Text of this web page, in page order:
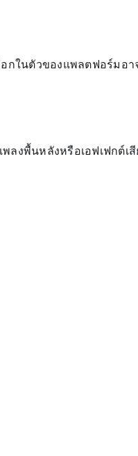
กในตัวของแพลตฟอร์มอา
งพื้นหลังหรือเอฟเฟกต์เสี